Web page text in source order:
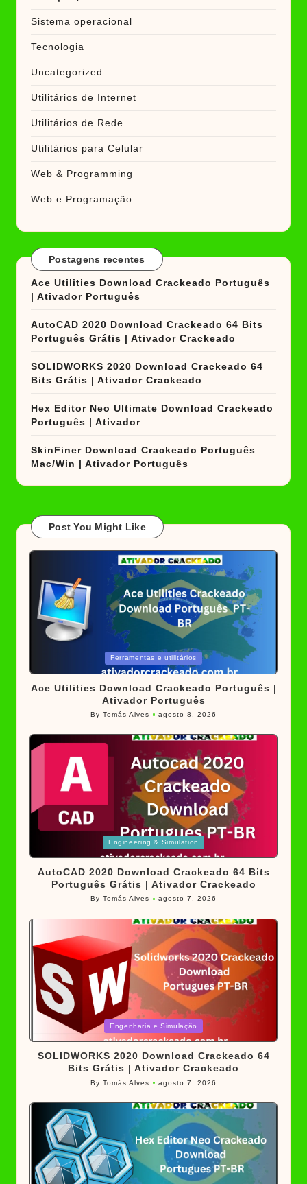
Sistema operacional
Tecnologia
Uncategorized
Utilitários de Internet
Utilitários de Rede
Utilitários para Celular
Web & Programming
Web e Programação
Postagens recentes
Ace Utilities Download Crackeado Português
| Ativador Português
AutoCAD 2020 Download Crackeado 64 Bits
Português Grátis | Ativador Crackeado
SOLIDWORKS 2020 Download Crackeado 64
Bits Grátis | Ativador Crackeado
Hex Editor Neo Ultimate Download Crackeado
Português | Ativador
SkinFiner Download Crackeado Português
Mac/Win | Ativador Português
Post You Might Like
in
Ferramentas e utilitários
Ace Utilities Download Crackeado Português |
Ativador Português
Posted
ByTomás Alves agosto 8, 2026
in
Engineering & Simulation
AutoCAD 2020 Download Crackeado 64 Bits
Português Grátis | Ativador Crackeado
Posted
ByTomás Alves agosto 7, 2026
Posted
in
Engenharia e Simulação
SOLIDWORKS 2020 Download Crackeado 64
Bits Grátis | Ativador Crackeado
Posted
ByTomás Alves agosto 7, 2026